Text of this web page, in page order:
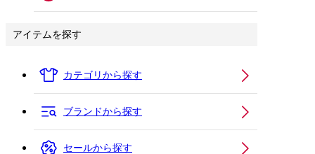
アイテムを探す
カテゴリから探す
ブランドから探す
セールから探す